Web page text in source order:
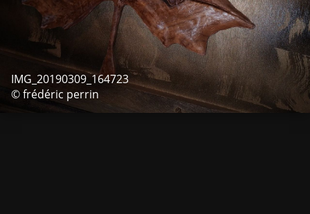
IMG_20190309_164723
© frédéric perrin